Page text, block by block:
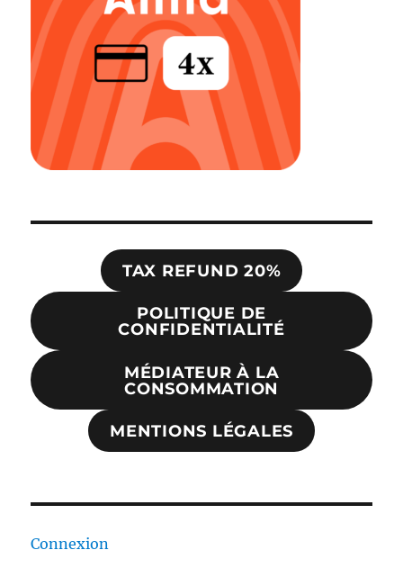
TAX REFUND 20%
POLITIQUE DE
CONFIDENTIALITÉ
MÉDIATEUR À LA
CONSOMMATION
MENTIONS LÉGALES
Connexion